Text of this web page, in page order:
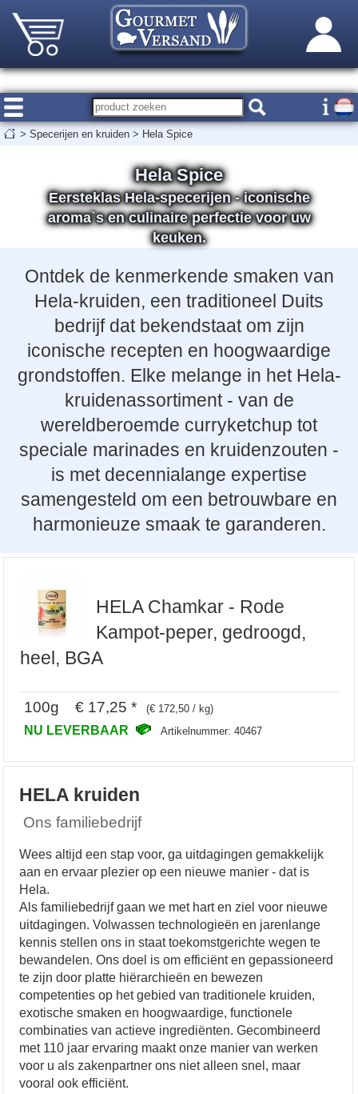
> Specerijen en kruiden > Hela Spice
Hela Spice
Eersteklas Hela-specerijen - iconische
aroma`s en culinaire perfectie voor uw
keuken.
Ontdek de kenmerkende smaken van
Hela-kruiden, een traditioneel Duits
bedrijf dat bekendstaat om zijn
iconische recepten en hoogwaardige
grondstoffen. Elke melange in het Hela-
kruidenassortiment - van de
wereldberoemde curryketchup tot
speciale marinades en kruidenzouten -
is met decennialange expertise
samengesteld om een betrouwbare en
harmonieuze smaak te garanderen.
HELA Chamkar - Rode
Kampot-peper, gedroogd,
heel, BGA
100g € 17,25 * (€ 172,50 / kg)
NU LEVERBAAR Artikelnummer: 40467
HELA kruiden
Ons familiebedrijf
Wees altijd een stap voor, ga uitdagingen gemakkelijk
aan en ervaar plezier op een nieuwe manier - dat is
Hela.
Als familiebedrijf gaan we met hart en ziel voor nieuwe
uitdagingen. Volwassen technologieën en jarenlange
kennis stellen ons in staat toekomstgerichte wegen te
bewandelen. Ons doel is om efficiënt en gepassioneerd
te zijn door platte hiërarchieën en bewezen
competenties op het gebied van traditionele kruiden,
exotische smaken en hoogwaardige, functionele
combinaties van actieve ingrediënten. Gecombineerd
met 110 jaar ervaring maakt onze manier van werken
voor u als zakenpartner ons niet alleen snel, maar
vooral ook efficiënt.